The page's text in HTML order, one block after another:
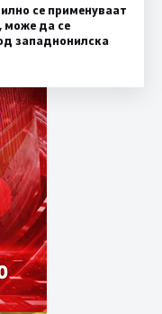
се применуваат
може да се
западнонилска